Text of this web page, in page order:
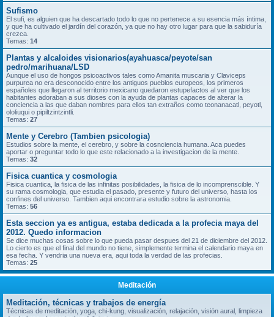
Sufismo
El sufi, es alguien que ha descartado todo lo que no pertenece a su esencia más íntima,
y que ha cultivado el jardín del corazón, ya que no hay otro lugar para que la sabiduría
crezca.
Temas: 14
Plantas y alcaloides visionarios(ayahuasca/peyote/san
pedro/marihuana/LSD
Aunque el uso de hongos psicoactivos tales como Amanita muscaria y Claviceps
purpurea no era desconocido entre los antiguos pueblos europeos, los primeros
españoles que llegaron al territorio mexicano quedaron estupefactos al ver que los
habitantes adoraban a sus dioses con la ayuda de plantas capaces de alterar la
conciencia a las que daban nombres para ellos tan extraños como teonanacatl, peyotl,
ololiuqui o pipiltzintzintli.
Temas: 27
Mente y Cerebro (Tambien psicologia)
Estudios sobre la mente, el cerebro, y sobre la cosnciencia humana. Aca puedes
aportar o preguntar todo lo que este relacionado a la investigacion de la mente.
Temas: 32
Fisica cuantica y cosmologia
Fisica cuantica, la fisica de las infinitas posibilidades, la fisica de lo incomprenscible. Y
su rama cosmologia, que estudia el pasado, presente y futuro del universo, hasta los
confines del universo. Tambien aqui encontrara estudio sobre la astronomia.
Temas: 56
Esta seccion ya es antigua, estaba dedicada a la profecia maya del
2012. Quedo informacion
Se dice muchas cosas sobre lo que pueda pasar despues del 21 de diciembre del 2012.
Lo cierto es que el final del mundo no tiene, simplemente termina el calendario maya en
esa fecha. Y vendria una nueva era, aqui toda la verdad de las profecias.
Temas: 25
Meditación
Meditación, técnicas y trabajos de energía
Técnicas de meditación, yoga, chi-kung, visualización, relajación, visión aural, limpieza